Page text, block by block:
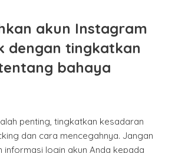
akun Instagram
dengan tingkatkan
bahaya
penting, tingkatkan kesadaran
dan cara mencegahnya. Jangan
informasi login akun Anda kepada